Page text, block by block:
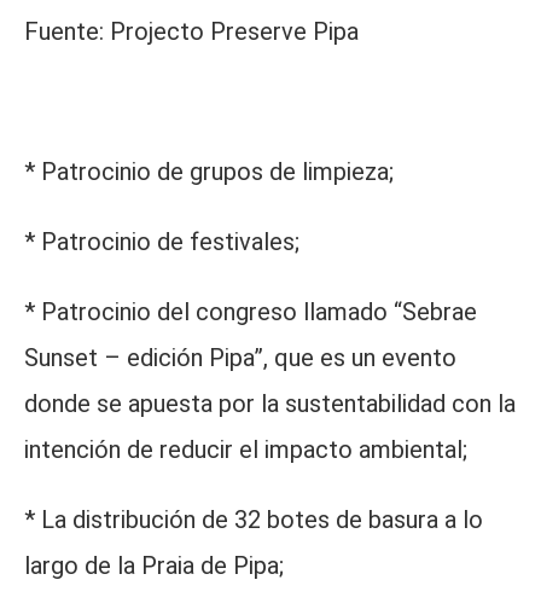
Fuente: Projecto Preserve Pipa
* Patrocinio de grupos de limpieza;
* Patrocinio de festivales;
* Patrocinio del congreso llamado “Sebrae
Sunset – edición Pipa”, que es un evento
donde se apuesta por la sustentabilidad con la
intención de reducir el impacto ambiental;
* La distribución de 32 botes de basura a lo
largo de la Praia de Pipa;